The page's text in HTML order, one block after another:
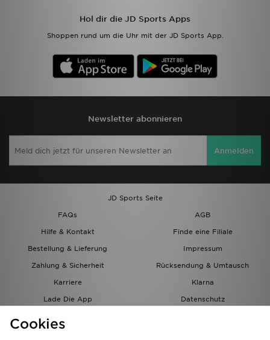
Hol dir die JD Sports Apps
Shoppen rund um die Uhr mit der JD Sports App.
Newsletter abonnieren
Anmelden
JD Sports Seite
FAQs
AGB
Hilfe & Kontakt
Finde eine Filiale
Bestellung & Lieferung
Impressum
Zahlung & Sicherheit
Rücksendung & Umtausch
Karriere
Klarna
Lade Die App
Datenschutz
Cookies